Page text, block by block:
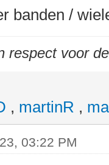
banden /
respect voor
, martinR ,
03:22 PM